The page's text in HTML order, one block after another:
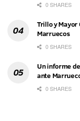
0 SHARES
Trillo y
Marruecos
0 SHARES
Un informe
ante
0 SHARES